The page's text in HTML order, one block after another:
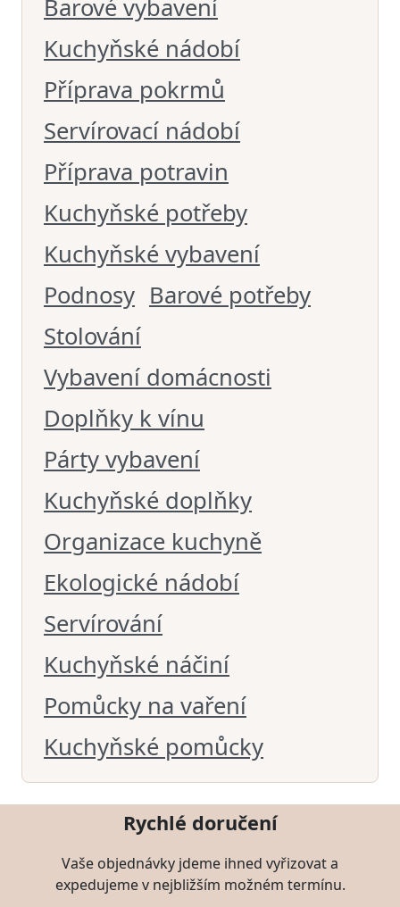
Barové vybavení
Kuchyňské nádobí
Příprava pokrmů
Servírovací nádobí
Příprava potravin
Kuchyňské potřeby
Kuchyňské vybavení
Podnosy Barové potřeby
Stolování
Vybavení domácnosti
Doplňky k vínu
Párty vybavení
Kuchyňské doplňky
Organizace kuchyně
Ekologické nádobí
Servírování
Kuchyňské náčiní
Pomůcky na vaření
Kuchyňské pomůcky
Rychlé doručení
Vaše objednávky jdeme ihned vyřizovat a
expedujeme v nejbližším možném termínu.